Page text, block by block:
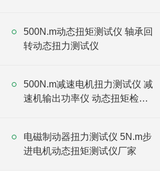
500N.m动态扭矩测试仪 轴承回
转动态扭力测试仪
500N.m减速电机扭力测试仪 减
速机输出功率仪 动态扭矩检测
电磁制动器扭力测试仪 5N.m步
进电机动态扭矩测试仪厂家